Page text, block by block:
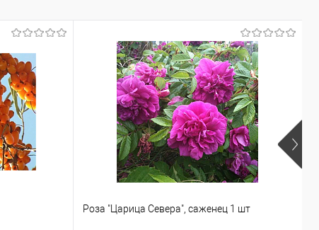
Роза "Царица Севера", саженец 1 шт